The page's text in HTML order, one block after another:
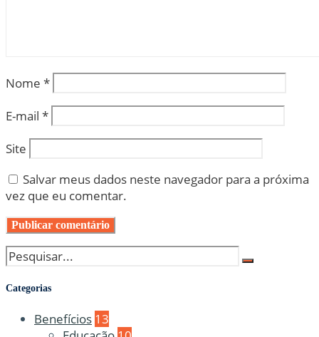
Nome *
E-mail *
Site
Salvar meus dados neste navegador para a próxima
vez que eu comentar.
Categorias
Benefícios 13